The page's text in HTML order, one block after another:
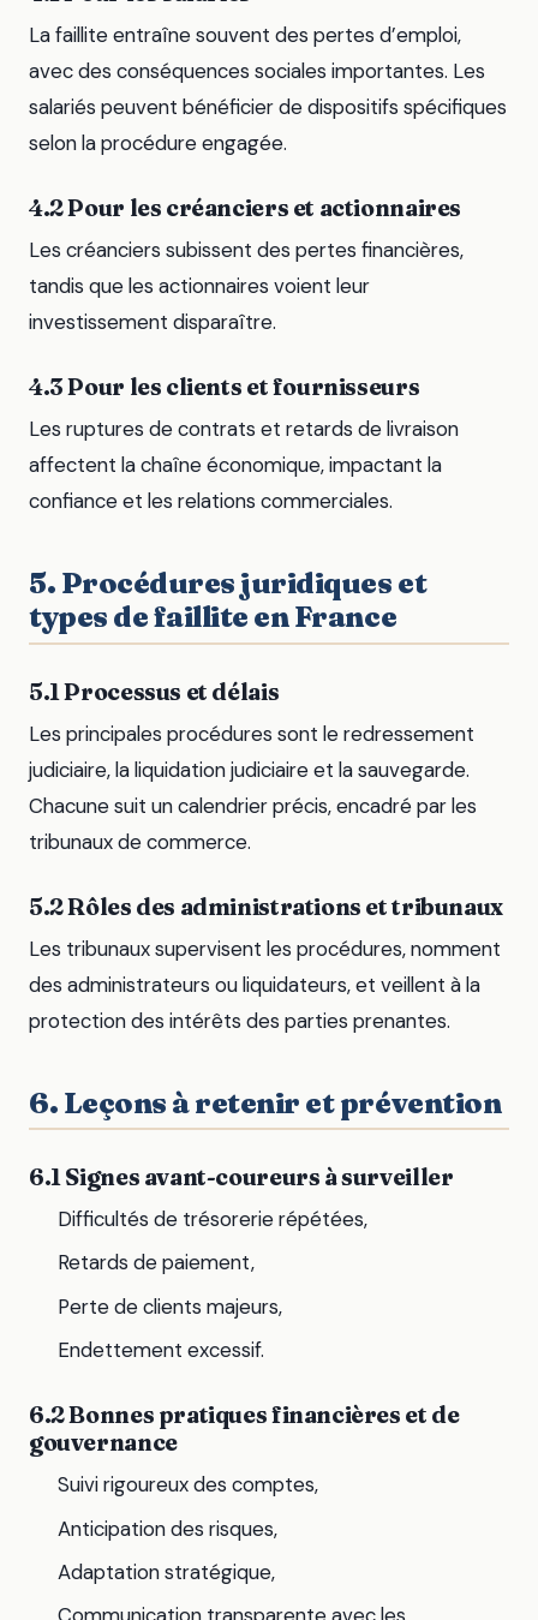
La faillite entraîne souvent des pertes d’emploi,
avec des conséquences sociales importantes. Les
salariés peuvent bénéficier de dispositifs spécifiques
selon la procédure engagée.
4.2 Pour les créanciers et actionnaires
Les créanciers subissent des pertes financières,
tandis que les actionnaires voient leur
investissement disparaître.
4.3 Pour les clients et fournisseurs
Les ruptures de contrats et retards de livraison
affectent la chaîne économique, impactant la
confiance et les relations commerciales.
5. Procédures juridiques et
types de faillite en France
5.1 Processus et délais
Les principales procédures sont le redressement
judiciaire, la liquidation judiciaire et la sauvegarde.
Chacune suit un calendrier précis, encadré par les
tribunaux de commerce.
5.2 Rôles des administrations et tribunaux
Les tribunaux supervisent les procédures, nomment
des administrateurs ou liquidateurs, et veillent à la
protection des intérêts des parties prenantes.
6. Leçons à retenir et prévention
6.1 Signes avant-coureurs à surveiller
Difficultés de trésorerie répétées,
Retards de paiement,
Perte de clients majeurs,
Endettement excessif.
6.2 Bonnes pratiques financières et de
gouvernance
Suivi rigoureux des comptes,
Anticipation des risques,
Adaptation stratégique,